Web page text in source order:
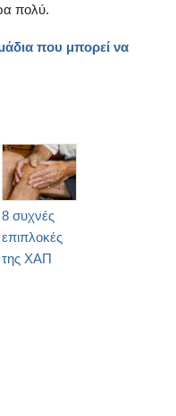
πολύ.
που μπορεί να
8 συχνές
επιπλοκές
της ΧΑΠ